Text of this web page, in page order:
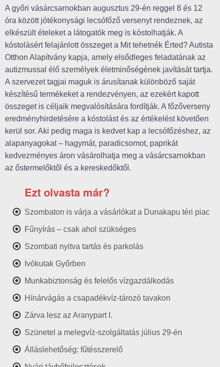
A győri vásárcsarnokban augusztus 29-én reggel 8 és 12
óra között jótékonysági lecsófőző versenyt rendeznek, az
elkészült ételeket a látogatók meg is kóstolhatják. A
kóstolásért felajánlott összeget a Mit tehetnék Érted? Autista
Otthon Alapítvány kapja, amely elsődleges feladatának az
autizmussal élő személyek életminőségének javítását tartja.
A szervezet tagjai maguk is árusítanak különböző saját
készítésű termékeket a rendezvényen, az ezekért kapott
összeget is céljaik megvalósítására fordítják. A főzőverseny
eredményhirdetésére a kóstolást és az értékelést követően
kerül sor. Aki pedig maga is kedvet kap a lecsófőzéshez, az
alapanyagokat – hagymát, paradicsomot, paprikát
kedvezményes áron vásárolhatja meg a vásárcsarnokban
az őstermelőktől és a kereskedőktől.
Ezt olvasta már?
Szombaton is várja a vásárlókat a Dunakapu téri piac
Fűnyírás – csak ahol szükséges
Szombati nyitva tartás és parkolás
Ivókutak Győrben
Munkabiztonság és felelős vízgazdálkodás
Hínárvágás a csapadékvíz-tározó tavakon
Zárva lesz az Aranypart I.
Szünetel a melegvíz-szolgáltatás július 29-én
Álláslehetőség: fűtésszerelő